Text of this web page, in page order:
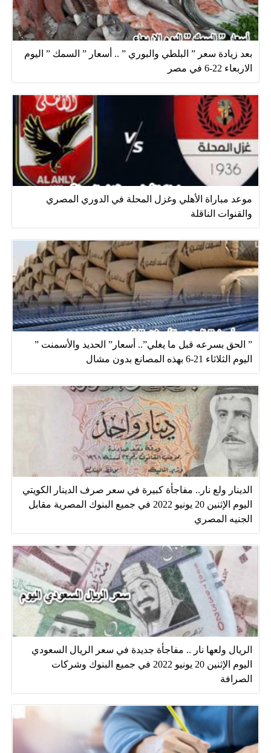
بعد زيادة سعر ” البلطي والبوري ” .. أسعار ” السمك ” اليوم
الاربعاء 22-6 في مصر
موعد مباراة الأهلي وغزل المحلة في الدوري المصري
والقنوات الناقلة
” الحق بسرعه قبل ما يغلي”.. أسعار” الحديد والأسمنت ”
اليوم الثلاثاء 21-6 بهذه المصانع بدون مشال
الدينار ولع نار.. مفاجأة كبيرة في سعر صرف الدينار الكويتي
اليوم الإثنين 20 يونيو 2022 في جميع البنوك المصرية مقابل
الجنيه المصري
الريال ولعها نار .. مفاجأة جديدة في سعر الريال السعودي
اليوم الإثنين 20 يونيو 2022 في جميع البنوك وشركات
الصرافة